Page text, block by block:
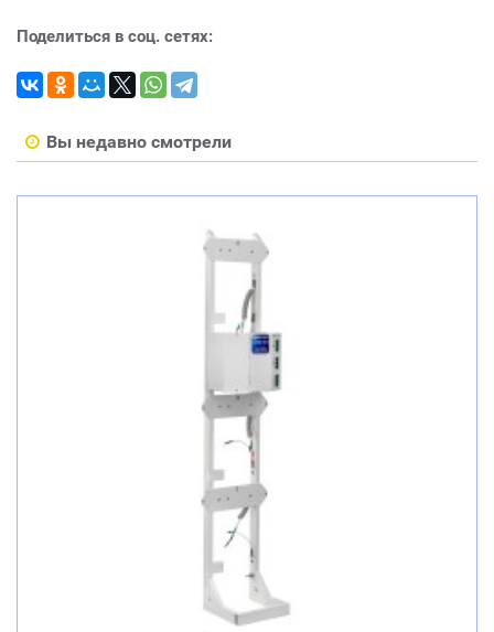
Поделиться в соц. сетях:
Вы недавно смотрели